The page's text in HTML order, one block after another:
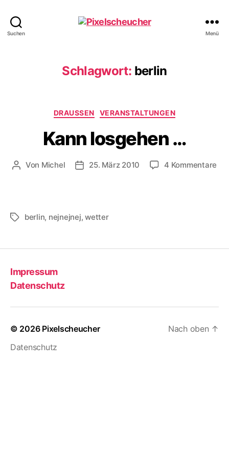
Suchen Menü
Schlagwort: berlin
Kategorien
DRAUSSEN VERANSTALTUNGEN
Kann losgehen …
Beitragsautor
Von Michel Veröffentlichungsdatum
25. März 2010 4 Kommentare
Schlagwörter
berlin, nejnejnej,wetter
Impressum
Datenschutz
© 2026 Pixelscheucher
Datenschutz
Nach oben ↑